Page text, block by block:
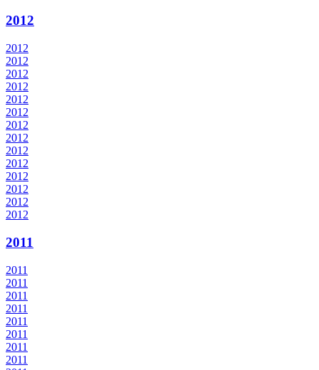
2012
2012
2012
2012
2012
2012
2012
2012
2012
2012
2012
2012
2012
2012
2012
2011
2011
2011
2011
2011
2011
2011
2011
2011